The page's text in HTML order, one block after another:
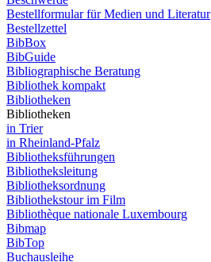
Bestellformular für Medien und Literatur
Bestellzettel
BibBox
BibGuide
Bibliographische Beratung
Bibliothek kompakt
Bibliotheken
Bibliotheken
in Trier
in Rheinland-Pfalz
Bibliotheksführungen
Bibliotheksleitung
Bibliotheksordnung
Bibliothekstour im Film
Bibliothèque nationale Luxembourg
Bibmap
BibTop
Buchausleihe